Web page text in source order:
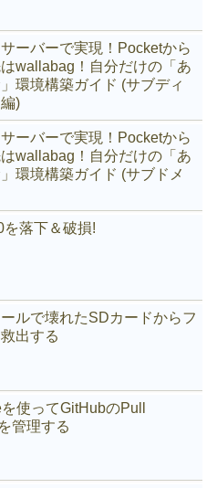
ーバーで実現！Pocketから
wallabag！自分だけの「あ
環境構築ガイド (サブディ
)
ーバーで実現！Pocketから
wallabag！自分だけの「あ
環境構築ガイド (サブドメ
を落下＆破損!
ルで壊れたSDカードからフ
出する
使ってGitHubのPull
管理する